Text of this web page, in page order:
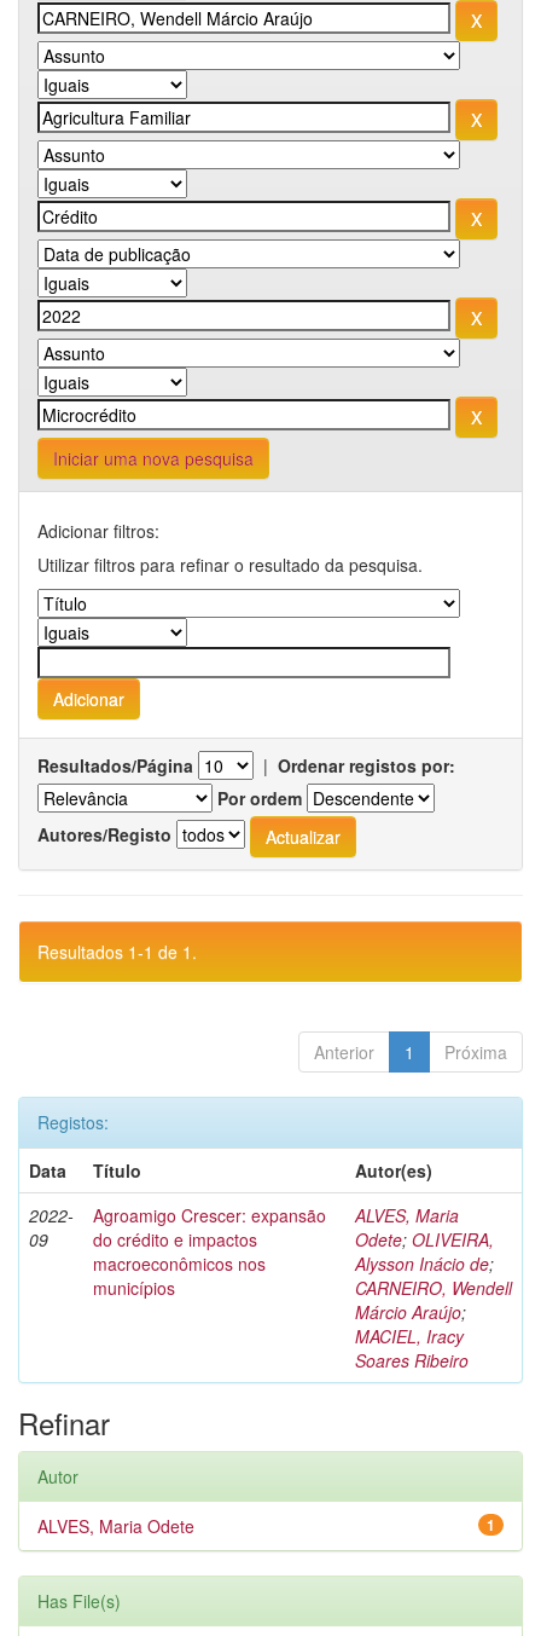
Iniciar uma nova pesquisa
Adicionar filtros:
Utilizar filtros para refinar o resultado da pesquisa.
Resultados/Página | Ordenar registos por:
Por ordem
Autores/Registo
Resultados 1-1 de 1.
Anterior 1 Próxima
Registos:
Data
Título
Autor(es)
2022-
09
Agroamigo Crescer: expansão
do crédito e impactos
macroeconômicos nos
municípios
ALVES, Maria
Odete; OLIVEIRA,
Alysson Inácio de;
CARNEIRO, Wendell
Márcio Araújo;
MACIEL, Iracy
Soares Ribeiro
Refinar
Autor
1
ALVES, Maria Odete
Has File(s)